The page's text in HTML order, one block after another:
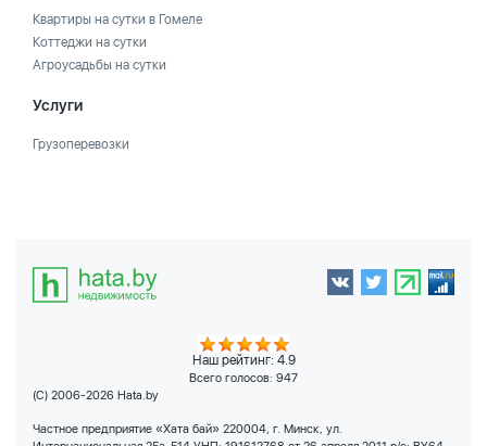
Квартиры на сутки в Гомеле
Коттеджи на сутки
Агроусадьбы на сутки
Услуги
Грузоперевозки
Наш рейтинг: 4.9
Всего голосов: 947
(C) 2006-2026 Hata.by
Частное предприятие «Хата бай» 220004, г. Минск, ул.